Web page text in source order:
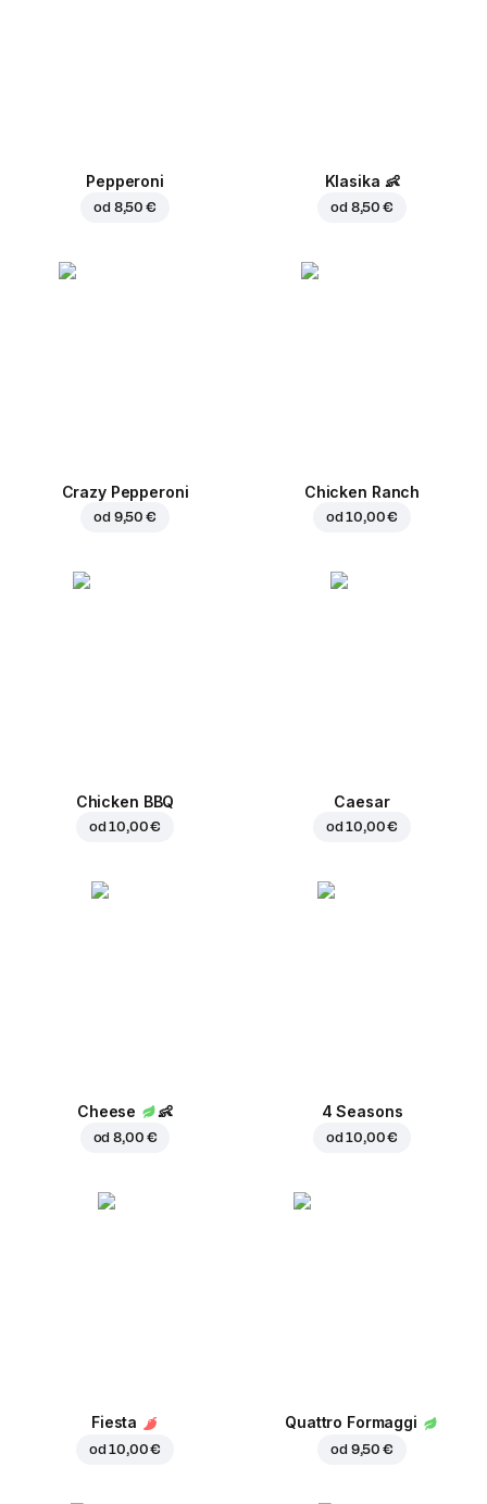
Pepperoni
od 8,50 €
Klasika 👶
od 8,50 €
Crazy Pepperoni
od 9,50 €
Chicken Ranch
od10,00 €
Chicken BBQ
od10,00 €
Caesar
od10,00 €
Cheese 👶
od8,00 €
4 Seasons
od10,00 €
Fiesta
od10,00 €
Quattro Formaggi
od 9,50 €